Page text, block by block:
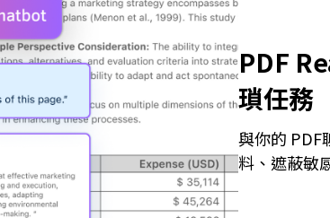
PDF
瑣任務
與你的 PDF
料、遮蔽敏